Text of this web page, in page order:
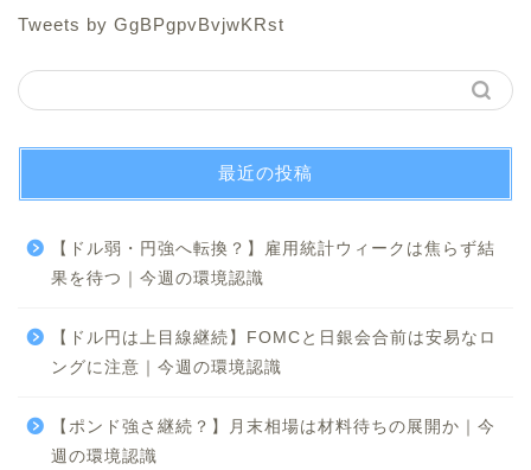
Tweets by GgBPgpvBvjwKRst
最近の投稿
【ドル弱・円強へ転換？】雇用統計ウィークは焦らず結
果を待つ｜今週の環境認識
【ドル円は上目線継続】FOMCと日銀会合前は安易なロ
ングに注意｜今週の環境認識
【ポンド強さ継続？】月末相場は材料待ちの展開か｜今
週の環境認識